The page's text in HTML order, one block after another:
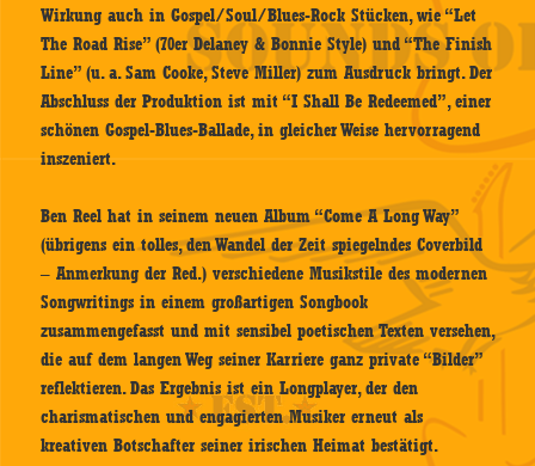
Wirkung auch in Gospel/Soul/Blues-Rock Stücken, wie “Let
The Road Rise” (70er Delaney & Bonnie Style) und “The Finish
Line” (u. a. Sam Cooke, Steve Miller) zum Ausdruck bringt. Der
Abschluss der Produktion ist mit “I Shall Be Redeemed”, einer
schönen Gospel-Blues-Ballade, in gleicher Weise hervorragend
inszeniert.
Ben Reel hat in seinem neuen Album “Come A Long Way”
(übrigens ein tolles, den Wandel der Zeit spiegelndes Coverbild
– Anmerkung der Red.) verschiedene Musikstile des modernen
Songwritings in einem großartigen Songbook
zusammengefasst und mit sensibel poetischen Texten versehen,
die auf dem langen Weg seiner Karriere ganz private “Bilder”
reflektieren. Das Ergebnis ist ein Longplayer, der den
charismatischen und engagierten Musiker erneut als
kreativen Botschafter seiner irischen Heimat bestätigt.